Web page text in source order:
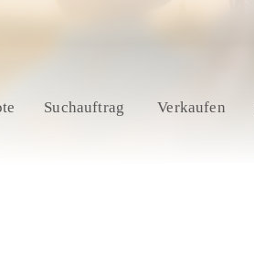
Suchauftrag Verkaufen